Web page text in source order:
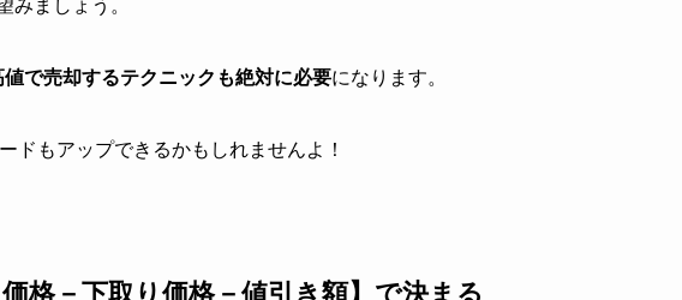
みましょう。
値で売却するテクニックも絶対に必要になります。
ドもアップできるかもしれませんよ！
格－下取り価格－値引き額】で決まる